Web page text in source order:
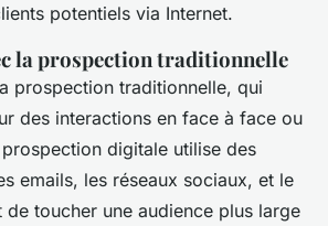
potentiels via Internet.
la prospection traditionnelle
prospection traditionnelle, qui
des interactions en face à face ou
digitale utilise des
emails, les réseaux sociaux, et le
de toucher une audience plus large